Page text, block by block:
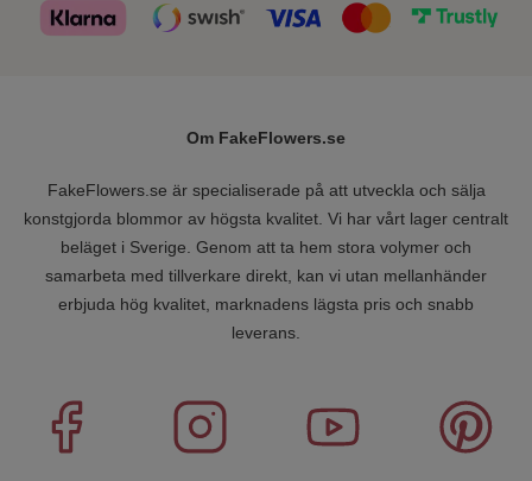
Om FakeFlowers.se
FakeFlowers.se är specialiserade på att utveckla och sälja
konstgjorda blommor av högsta kvalitet. Vi har vårt lager centralt
beläget i Sverige. Genom att ta hem stora volymer och
samarbeta med tillverkare direkt, kan vi utan mellanhänder
erbjuda hög kvalitet, marknadens lägsta pris och snabb
leverans.